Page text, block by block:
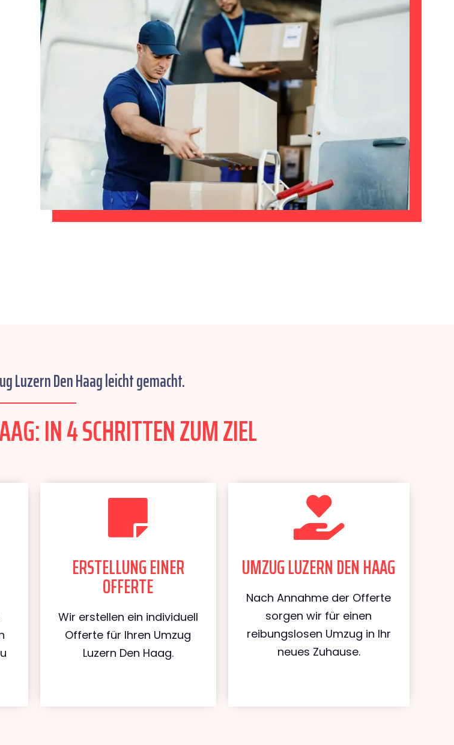
Luzern Den Haag leicht gemacht.
IN 4 SCHRITTEN ZUM ZIEL
ERSTELLUNG EINER
OFFERTE
Wir erstellen ein individuell
Offerte für Ihren Umzug
Luzern Den Haag.
UMZUG LUZERN DEN HAAG
Nach Annahme der Offerte
sorgen wir für einen
reibungslosen Umzug in Ihr
neues Zuhause.